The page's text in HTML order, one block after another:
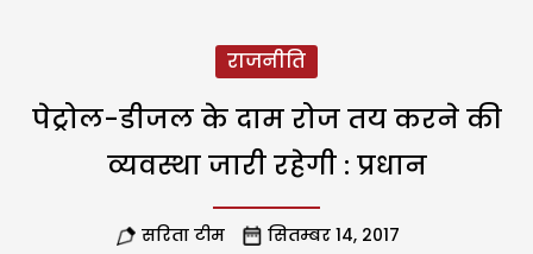
राजनीति
पेट्रोल-डीजल के दाम रोज तय करने की
व्यवस्था जारी रहेगी : प्रधान
सरिता टीम सितम्बर 14, 2017